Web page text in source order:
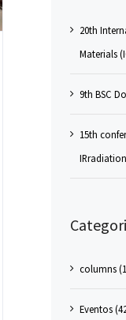
20th
Materials
9th BSC
15th
IRradiation
columns
Eventos